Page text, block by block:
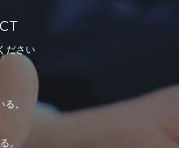
ださい
。
。